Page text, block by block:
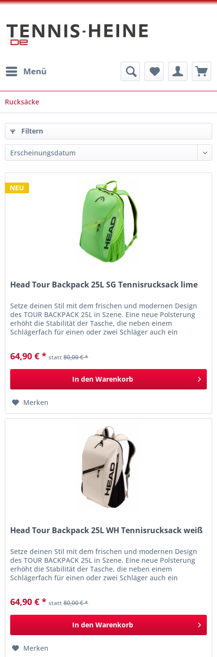
Menü
Rucksäcke
Filtern
NEU
Head Tour Backpack 25L SG Tennisrucksack lime
Setze deinen Stil mit dem frischen und modernen Design
des TOUR BACKPACK 25L in Szene. Eine neue Polsterung
erhöht die Stabilität der Tasche, die neben einem
Schlägerfach für einen oder zwei Schläger auch ein
64,90 € * statt80,00 € *
In den Warenkorb
Merken
Head Tour Backpack 25L WH Tennisrucksack weiß
Setze deinen Stil mit dem frischen und modernen Design
des TOUR BACKPACK 25L in Szene. Eine neue Polsterung
erhöht die Stabilität der Tasche, die neben einem
Schlägerfach für einen oder zwei Schläger auch ein
64,90 € * statt80,00 € *
In den Warenkorb
Merken